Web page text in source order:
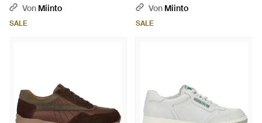
Von Miinto
SALE
Von Miinto
SALE